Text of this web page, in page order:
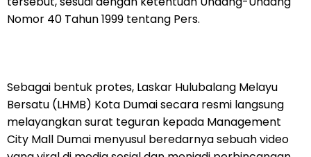
Nomor 40 Tahun 1999 tentang Pers.
Sebagai bentuk protes, Laskar Hulubalang Melayu
Bersatu (LHMB) Kota Dumai secara resmi langsung
melayangkan surat teguran kepada Management
City Mall Dumai menyusul beredarnya sebuah video